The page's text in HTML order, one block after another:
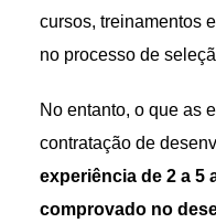
cursos, treinamentos
no processo de
No entanto, o que as
contratação de
experiência de 2 a 5
comprovado no